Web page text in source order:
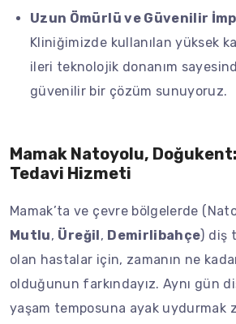
Uzun Ömürlü ve Güvenilir
Kliniğimizde kullanılan yüksek
ileri teknolojik donanım
güvenilir bir çözüm sunuyoruz.
Mamak Natoyolu, Doğukent:
Tedavi Hizmeti
Mamak’ta ve çevre bölgelerde
Mutlu, Üreğil , Demirlibahçe) diş
olan hastalar için, zamanın ne
olduğunun farkındayız. Aynı gün
yaşam temposuna ayak uydurmak